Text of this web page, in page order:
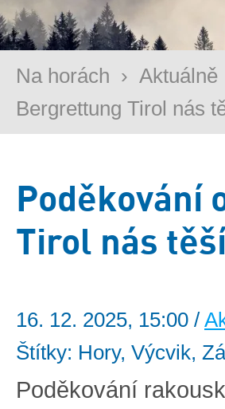
Na horách › Aktuálně
Bergrettung Tirol nás
Poděkování
Tirol nás
16. 12. 2025, 15:00 /
Štítky: Hory, Výcvik,
Poděkování